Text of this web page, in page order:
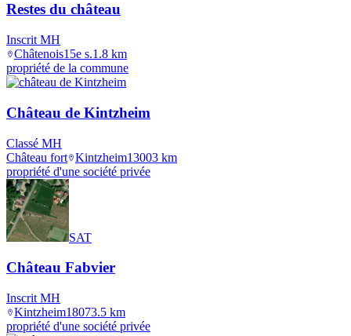
Restes du château
Inscrit MH
Châtenois15e s.1.8 km
propriété de la commune
Château de Kintzheim
Classé MH
Château fort Kintzheim13003 km
propriété d'une société privée
SAT
Château Fabvier
Inscrit MH
Kintzheim18073.5 km
propriété d'une société privée